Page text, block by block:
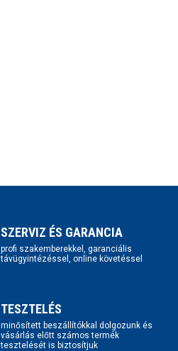
SZERVIZ ÉS GARANCIA
profi szakemberekkel, garanciális
távügyintézéssel, online követéssel
TESZTELÉS
minősített beszállítókkal dolgozunk és
vásárlás előtt számos termék
tesztelését is biztosítjuk